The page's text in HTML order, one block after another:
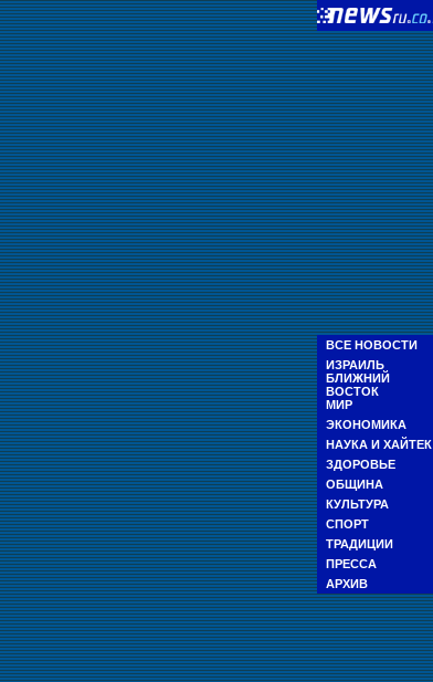
ВСЕ НОВОСТИ
ИЗРАИЛЬ
БЛИЖНИЙ
ВОСТОК
МИР
ЭКОНОМИКА
НАУКА И ХАЙТЕК
ЗДОРОВЬЕ
ОБЩИНА
КУЛЬТУРА
СПОРТ
ТРАДИЦИИ
ПРЕССА
АРХИВ